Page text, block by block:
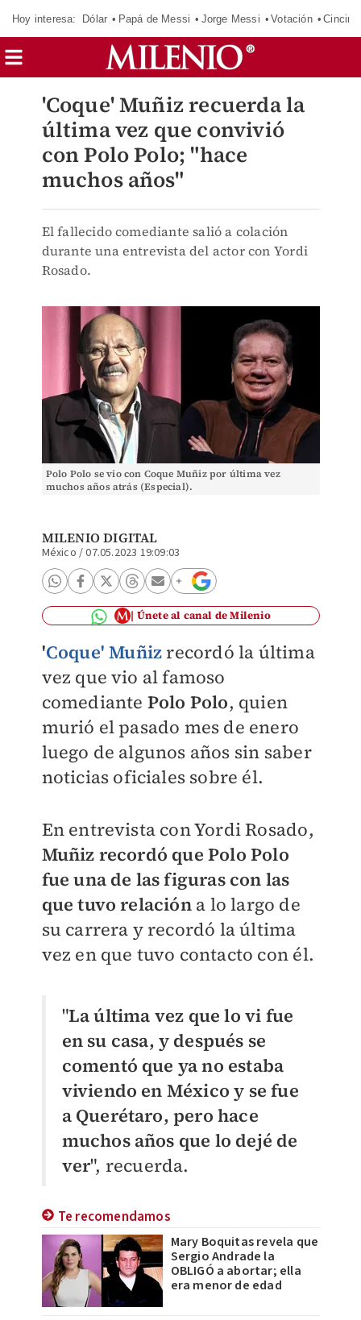
Hoy interesa: Dólar Papá de Messi Jorge Messi Votación
'Coque' Muñiz recuerda la
última vez que convivió
con Polo Polo; "hace
muchos años"
El fallecido comediante salió a colación
durante una entrevista del actor con Yordi
Rosado.
Polo Polo se vio con Coque Muñiz por última vez
muchos años atrás (Especial).
MILENIO DIGITAL
México /07.05.2023 19:09:03
Únete al canal de Milenio
'Coque' Muñizrecordó la última
vez que vio al famoso
comediante Polo Polo, quien
murió el pasado mes de enero
luego de algunos años sin saber
noticias oficiales sobre él.
En entrevista con Yordi Rosado,
Muñiz recordó que Polo Polo
fue una de las figuras con las
que tuvo relación a lo largo de
su carrera y recordó la última
vez en que tuvo contacto con él.
"La última vez que lo vi fue
en su casa, y después se
comentó que ya no estaba
viviendo en México y se fue
a Querétaro, pero hace
muchos años que lo dejé de
ver", recuerda.
Te recomendamos
Mary Boquitas revela que
Sergio Andrade la
OBLIGÓ a abortar; ella
era menor de edad